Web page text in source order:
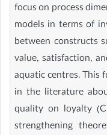
focus on process
models in terms of
between constructs
value, satisfaction,
aquatic centres. This
in the literature
quality on loyalty
strengthening